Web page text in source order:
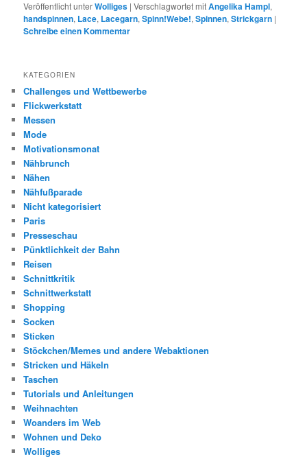
Veröffentlicht unterWolliges |Verschlagwortet mitAngelika Hampl,
handspinnen, Lace, Lacegarn,Spinn!Webe!,Spinnen,Strickgarn |
Schreibe einen Kommentar
KATEGORIEN
Challenges und Wettbewerbe
Flickwerkstatt
Messen
Mode
Motivationsmonat
Nähbrunch
Nähen
Nähfußparade
Nicht kategorisiert
Paris
Presseschau
Pünktlichkeit der Bahn
Reisen
Schnittkritik
Schnittwerkstatt
Shopping
Socken
Sticken
Stöckchen/Memes und andere Webaktionen
Stricken und Häkeln
Taschen
Tutorials und Anleitungen
Weihnachten
Woanders im Web
Wohnen und Deko
Wolliges